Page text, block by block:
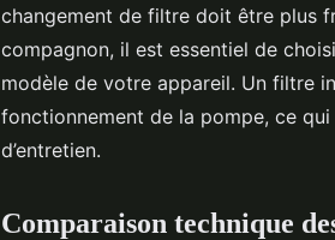
changement de filtre doit être plus
compagnon, il est essentiel de
modèle de votre appareil. Un filtre
fonctionnement de la pompe, ce
d’entretien.
Comparaison technique